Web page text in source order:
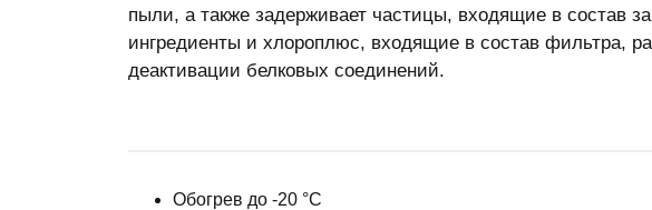
пыли, а также задерживает частицы, входящие в состав
ингредиенты и хлороплюс, входящие в состав фильтра,
деактивации белковых соединений.
Обогрев до -20 °С